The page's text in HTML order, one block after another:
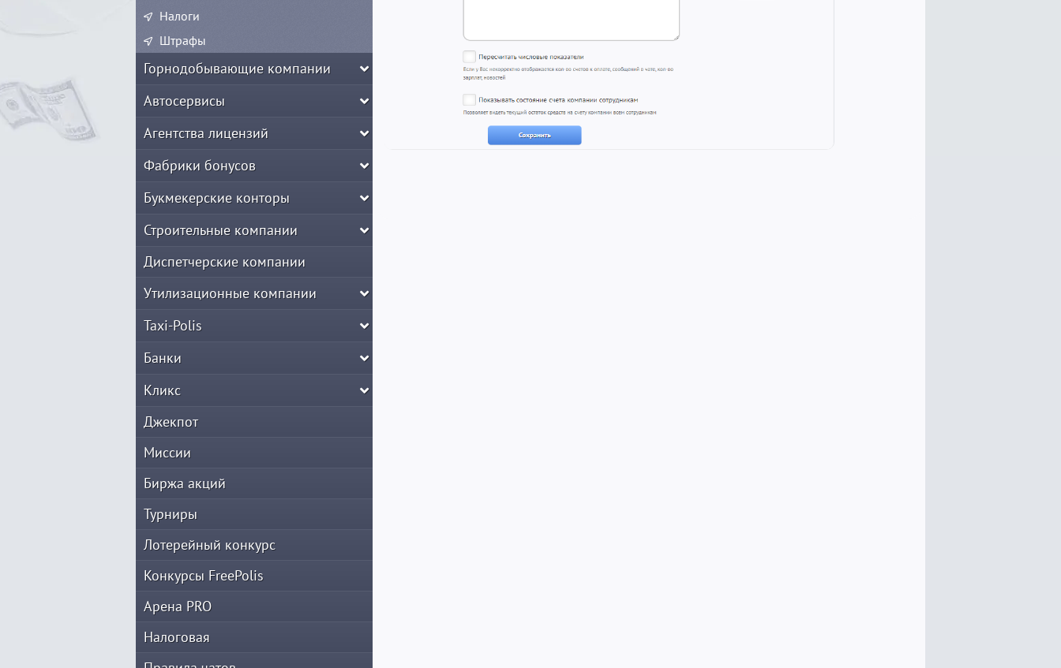
Налоги
Штрафы
Горнодобывающие компании
Автосервисы
Агентства лицензий
Фабрики бонусов
Букмекерские конторы
Строительные компании
Диспетчерские компании
Утилизационные компании
Taxi-Polis
Банки
Кликс
Джекпот
Миссии
Биржа акций
Турниры
Лотерейный конкурс
Конкурсы FreePolis
Арена PRO
Налоговая